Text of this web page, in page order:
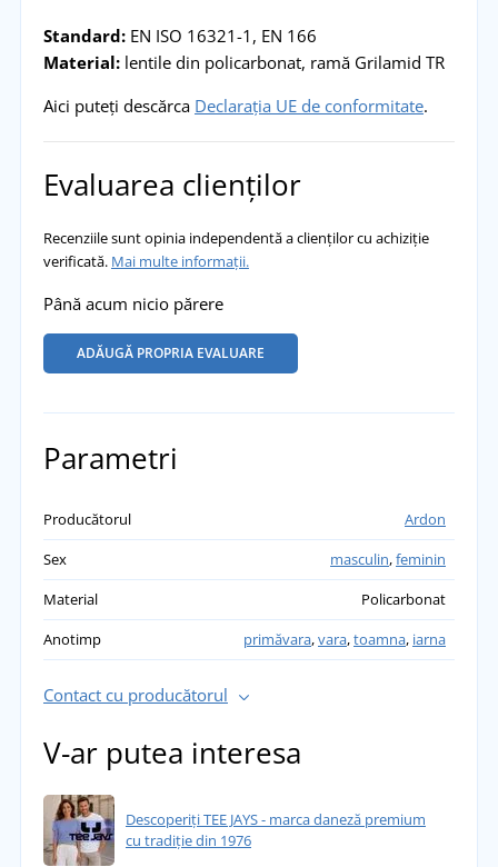
Standard:EN ISO 16321-1, EN 166
Material:lentile din policarbonat, ramă Grilamid TR
Aici puteți descărca Declarația UE de conformitate.
Evaluarea clienților
Recenziile sunt opinia independentă a clienților cu achiziție
verificată. Mai multe informații.
Până acum nicio părere
ADĂUGĂ PROPRIA EVALUARE
Parametri
Producătorul
Ardon
Sex
masculin,feminin
Material
Policarbonat
Anotimp
primăvara,vara,toamna, iarna
Contact cu producătorul
V-ar putea interesa
Descoperiți TEE JAYS - marca daneză premium
cu tradiție din 1976